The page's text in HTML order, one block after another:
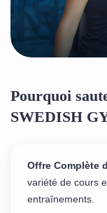
Pourquoi
SWEDISH
Offre Complète
variété de cours
entraînements.